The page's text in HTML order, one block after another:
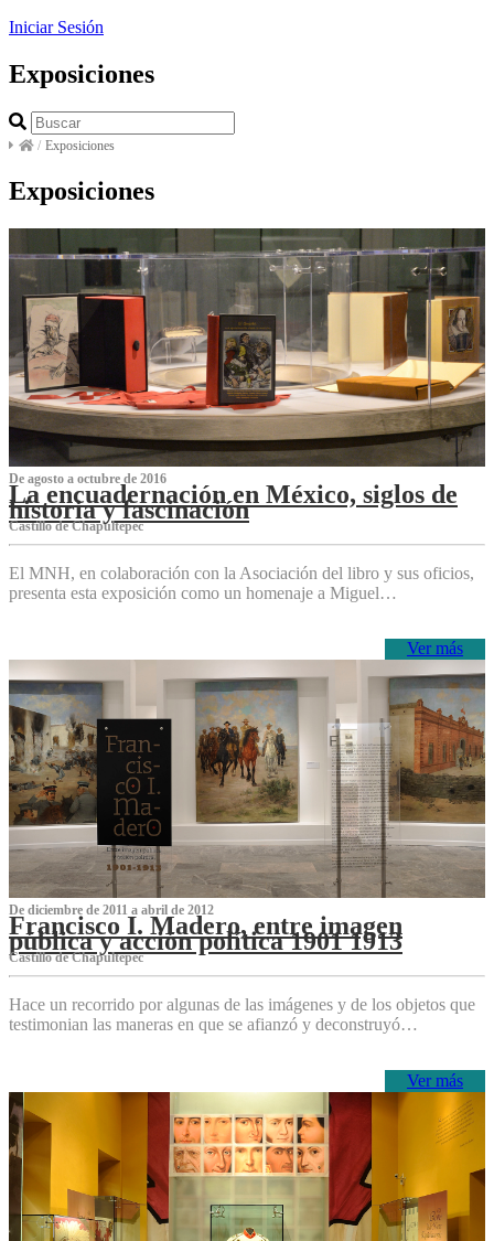
Iniciar Sesión
Exposiciones
/ Exposiciones
Exposiciones
De agosto a octubre de 2016
La encuadernación en México, siglos de
historia y fascinación
Castillo de Chapultepec
El MNH, en colaboración con la Asociación del libro y sus oficios,
presenta esta exposición como un homenaje a Miguel…
Ver más
De diciembre de 2011 a abril de 2012
Francisco I. Madero, entre imagen
pública y acción política 1901 1913
Castillo de Chapultepec
Hace un recorrido por algunas de las imágenes y de los objetos que
testimonian las maneras en que se afianzó y deconstruyó…
Ver más